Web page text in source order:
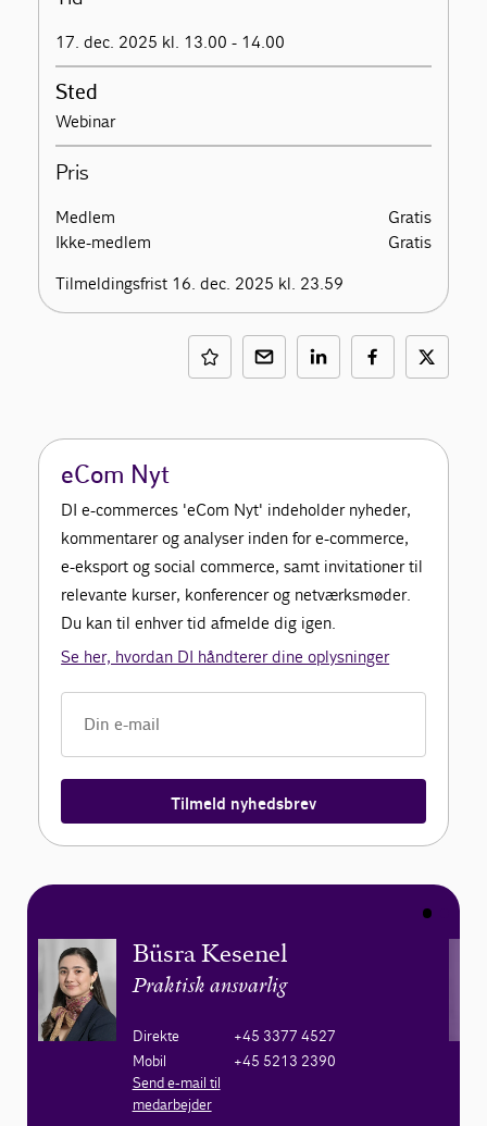
17. dec. 2025 kl. 13.00 - 14.00
Sted
Webinar
Pris
Medlem
Gratis
Ikke-medlem
Gratis
Tilmeldingsfrist 16. dec. 2025 kl. 23.59
eCom Nyt
DI e-commerces 'eCom Nyt' indeholder nyheder,
kommentarer og analyser inden for e-commerce,
e-eksport og social commerce, samt invitationer til
relevante kurser, konferencer og netværksmøder.
Du kan til enhver tid afmelde dig igen.
Se her, hvordan DI håndterer dine oplysninger
Tilmeld nyhedsbrev
Büsra Kesenel
Praktisk ansvarlig
Direkte
+45 3377 4527
Mobil
+45 5213 2390
Send e-mail til
medarbejder